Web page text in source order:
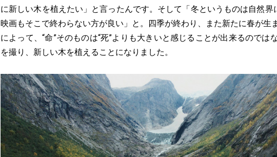
に新しい木を植えたい」と言ったんです。そして「冬というものは自然界
映画もそこで終わらない方が良い」と。四季が終わり、また新たに春が生
によって、“命”そのものは“死”よりも大きいと感じることが出来るのでは
を撮り、新しい木を植えることになりました。